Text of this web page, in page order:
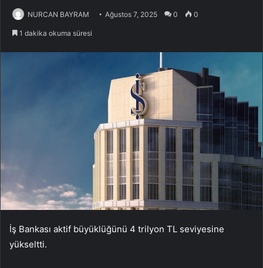
NURCAN BAYRAM Ağustos 7, 2025 0 0
1 dakika okuma süresi
İş Bankası aktif büyüklüğünü 4 trilyon TL seviyesine
yükseltti.